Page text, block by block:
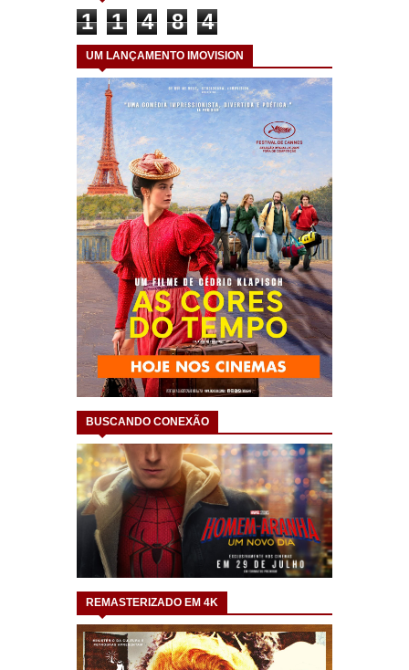
1 1 4 8 4
UM LANÇAMENTO IMOVISION
BUSCANDO CONEXÃO
REMASTERIZADO EM 4K